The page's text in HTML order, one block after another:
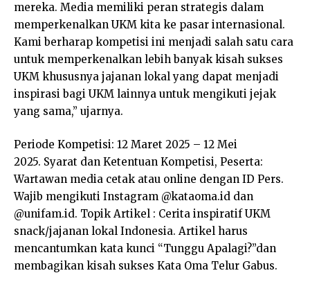
mereka. Media memiliki peran strategis dalam
memperkenalkan UKM kita ke pasar internasional.
Kami berharap kompetisi ini menjadi salah satu cara
untuk memperkenalkan lebih banyak kisah sukses
UKM khususnya jajanan lokal yang dapat menjadi
inspirasi bagi UKM lainnya untuk mengikuti jejak
yang sama,” ujarnya.
Periode Kompetisi: 12 Maret 2025 – 12 Mei
2025. Syarat dan Ketentuan Kompetisi, Peserta:
Wartawan media cetak atau online dengan ID Pers.
Wajib mengikuti Instagram @kataoma.id dan
@unifam.id. Topik Artikel : Cerita inspiratif UKM
snack/jajanan lokal Indonesia. Artikel harus
mencantumkan kata kunci “Tunggu Apalagi?”dan
membagikan kisah sukses Kata Oma Telur Gabus.